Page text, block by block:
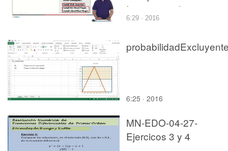
Importer y plug-in para
citar
6:29 · 2016
6:25 · 2016
MN-EDO-04-27-
Ejercicos 3 y 4